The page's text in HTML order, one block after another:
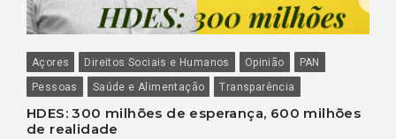
Açores Direitos Sociais e Humanos Opinião
PAN
Pessoas
Saúde e Alimentação Transparência
HDES: 300 milhões de esperança, 600 milhões
de realidade